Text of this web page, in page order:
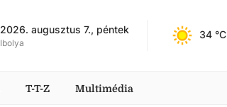
2026. augusztus 7., péntek
Ibolya
34 °C
T-T-Z Multimédia